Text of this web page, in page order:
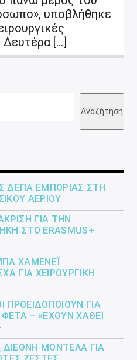
υποβλήθηκε
Δευτέρα […]
Αναζήτηση
ΔΕΠΑ ΕΜΠΟΡΊΑΣ ΣΤΗ
ΑΕΡΊΟΥ
ΓΙΑ ΤΗΝ
ΣΤΟ ERASMUS+
ΧΑΜΕΝΕΪ́
ΓΙΑ ΧΕΙΡΟΥΡΓΙΚΉ
ΠΡΟΕΙΔΟΠΟΙΟΎΝ ΓΙΑ
ΦΈΤΑ – «ΈΧΟΥΝ ΧΑΘΕΊ
ΔΙΕΘΝΉ ΜΟΝΤΈΛΑ ΓΙΑ